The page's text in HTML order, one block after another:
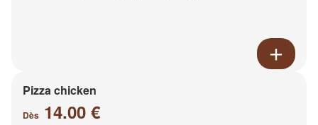
Pizza chicken
Dès 14.00 €